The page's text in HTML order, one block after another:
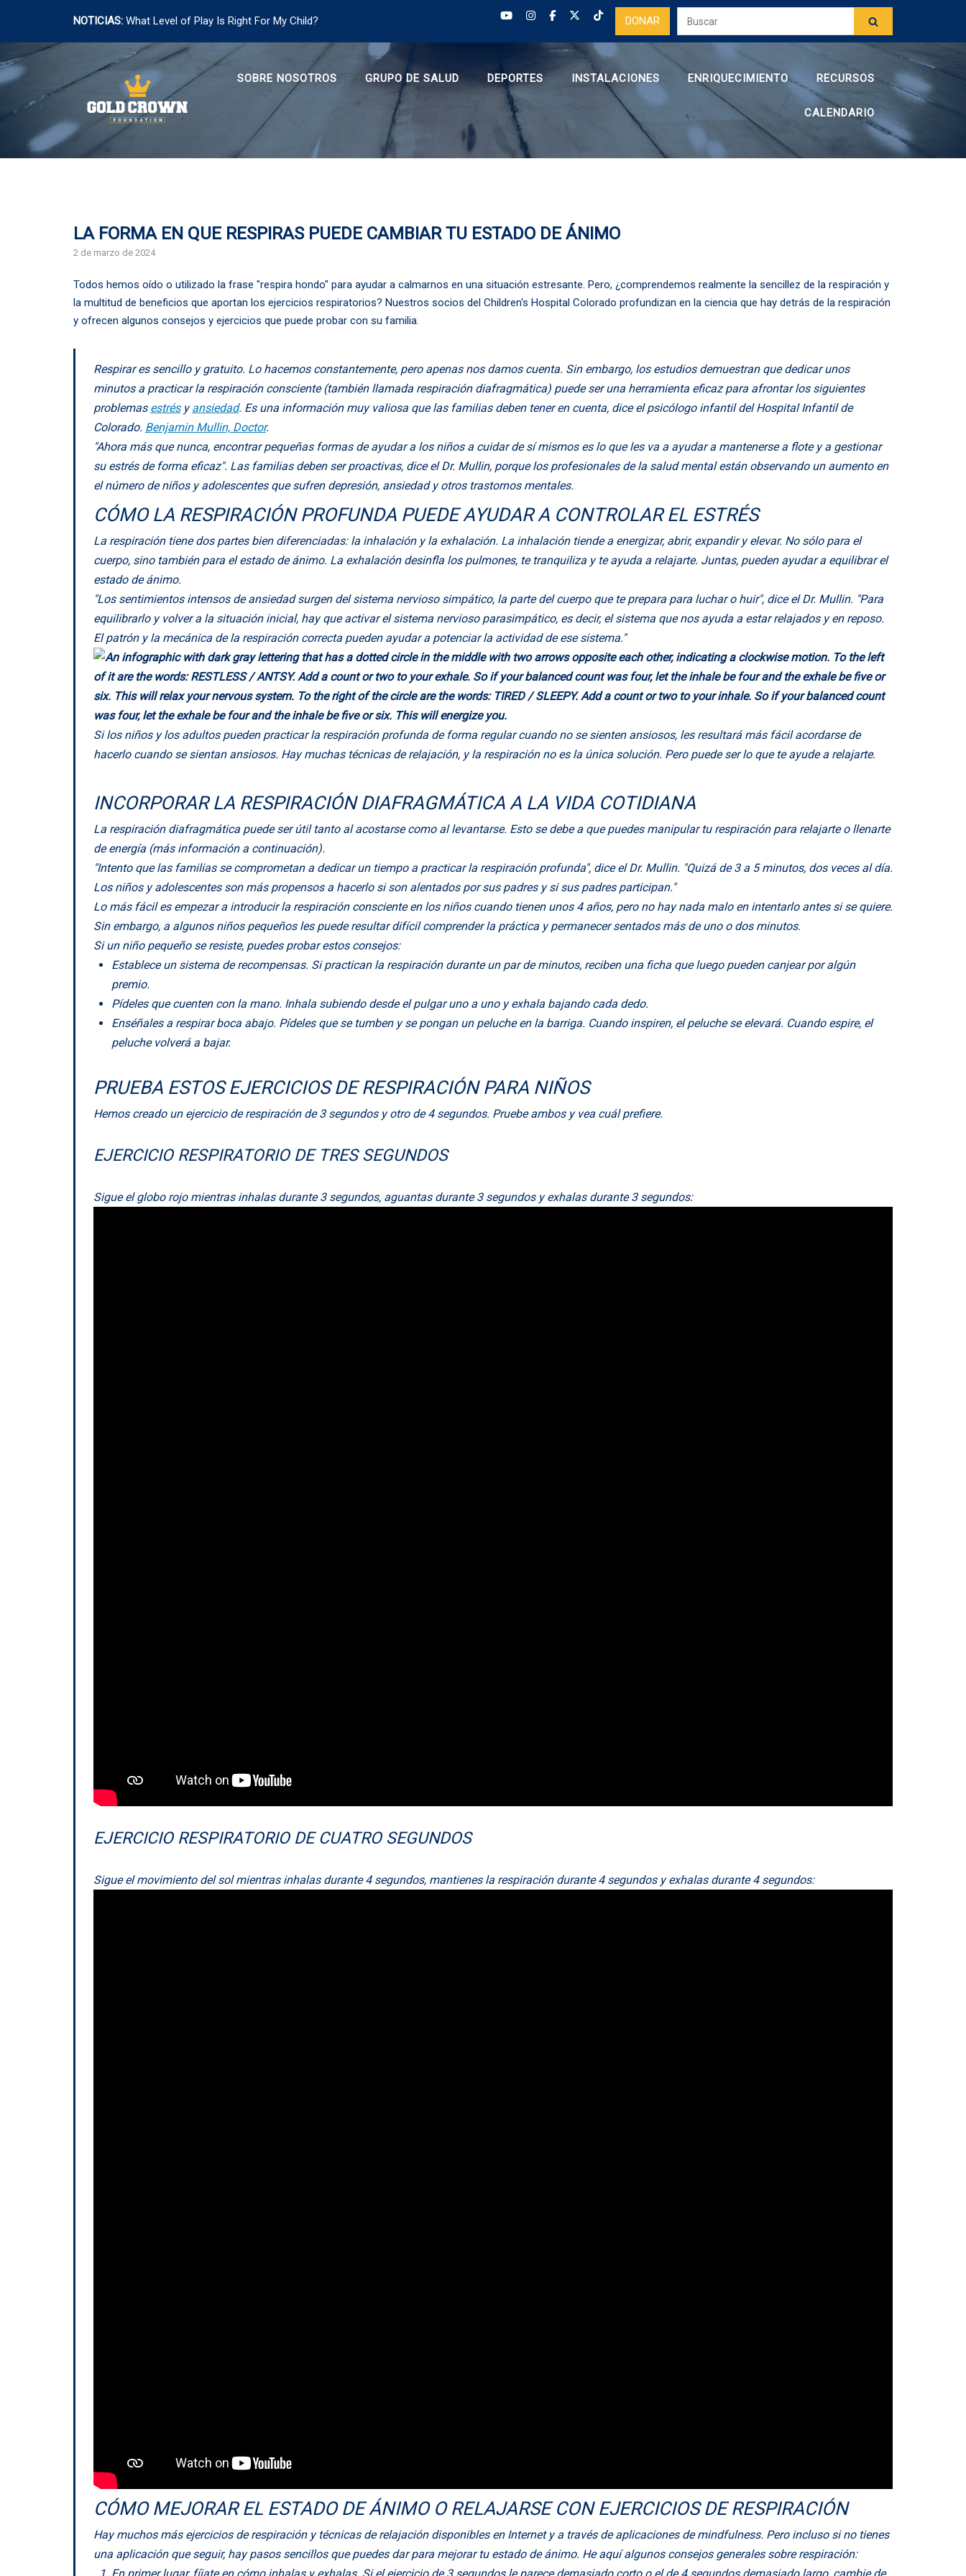
NOTICIAS: What Level of Play Is Right For My Child? DONAR
al
contenido
SOBRE NOSOTROS GRUPO DE SALUD DEPORTES INSTALACIONES ENRIQUECIMIENTO RECURSOS
CALENDARIO
LA FORMA EN QUE RESPIRAS PUEDE CAMBIAR TU ESTADO DE ÁNIMO
2 de marzo de 2024
Todos hemos oído o utilizado la frase "respira hondo" para ayudar a calmarnos en una situación estresante. Pero, ¿comprendemos realmente la sencillez de la respiración y
la multitud de beneficios que aportan los ejercicios respiratorios? Nuestros socios del Children's Hospital Colorado profundizan en la ciencia que hay detrás de la respiración
y ofrecen algunos consejos y ejercicios que puede probar con su familia.
Respirar es sencillo y gratuito. Lo hacemos constantemente, pero apenas nos damos cuenta. Sin embargo, los estudios demuestran que dedicar unos
minutos a practicar la respiración consciente (también llamada respiración diafragmática) puede ser una herramienta eficaz para afrontar los siguientes
problemas estrésyansiedad. Es una información muy valiosa que las familias deben tener en cuenta, dice el psicólogo infantil del Hospital Infantil de
Colorado. Benjamin Mullin, Doctor.
"Ahora más que nunca, encontrar pequeñas formas de ayudar a los niños a cuidar de sí mismos es lo que les va a ayudar a mantenerse a flote y a gestionar
su estrés de forma eficaz". Las familias deben ser proactivas, dice el Dr. Mullin, porque los profesionales de la salud mental están observando un aumento en
el número de niños y adolescentes que sufren depresión, ansiedad y otros trastornos mentales.
CÓMO LA RESPIRACIÓN PROFUNDA PUEDE AYUDAR A CONTROLAR EL ESTRÉS
La respiración tiene dos partes bien diferenciadas: la inhalación y la exhalación. La inhalación tiende a energizar, abrir, expandir y elevar. No sólo para el
cuerpo, sino también para el estado de ánimo. La exhalación desinfla los pulmones, te tranquiliza y te ayuda a relajarte. Juntas, pueden ayudar a equilibrar el
estado de ánimo.
"Los sentimientos intensos de ansiedad surgen del sistema nervioso simpático, la parte del cuerpo que te prepara para luchar o huir", dice el Dr. Mullin. "Para
equilibrarlo y volver a la situación inicial, hay que activar el sistema nervioso parasimpático, es decir, el sistema que nos ayuda a estar relajados y en reposo.
El patrón y la mecánica de la respiración correcta pueden ayudar a potenciar la actividad de ese sistema."
Si los niños y los adultos pueden practicar la respiración profunda de forma regular cuando no se sienten ansiosos, les resultará más fácil acordarse de
hacerlo cuando se sientan ansiosos. Hay muchas técnicas de relajación, y la respiración no es la única solución. Pero puede ser lo que te ayude a relajarte.
INCORPORAR LA RESPIRACIÓN DIAFRAGMÁTICA A LA VIDA COTIDIANA
La respiración diafragmática puede ser útil tanto al acostarse como al levantarse. Esto se debe a que puedes manipular tu respiración para relajarte o llenarte
de energía (más información a continuación).
"Intento que las familias se comprometan a dedicar un tiempo a practicar la respiración profunda", dice el Dr. Mullin. "Quizá de 3 a 5 minutos, dos veces al día.
Los niños y adolescentes son más propensos a hacerlo si son alentados por sus padres y si sus padres participan."
Lo más fácil es empezar a introducir la respiración consciente en los niños cuando tienen unos 4 años, pero no hay nada malo en intentarlo antes si se quiere.
Sin embargo, a algunos niños pequeños les puede resultar difícil comprender la práctica y permanecer sentados más de uno o dos minutos.
Si un niño pequeño se resiste, puedes probar estos consejos:
Establece un sistema de recompensas. Si practican la respiración durante un par de minutos, reciben una ficha que luego pueden canjear por algún
premio.
Pídeles que cuenten con la mano. Inhala subiendo desde el pulgar uno a uno y exhala bajando cada dedo.
Enséñales a respirar boca abajo. Pídeles que se tumben y se pongan un peluche en la barriga. Cuando inspiren, el peluche se elevará. Cuando espire, el
peluche volverá a bajar.
PRUEBA ESTOS EJERCICIOS DE RESPIRACIÓN PARA NIÑOS
Hemos creado un ejercicio de respiración de 3 segundos y otro de 4 segundos. Pruebe ambos y vea cuál prefiere.
EJERCICIO RESPIRATORIO DE TRES SEGUNDOS
Sigue el globo rojo mientras inhalas durante 3 segundos, aguantas durante 3 segundos y exhalas durante 3 segundos:
EJERCICIO RESPIRATORIO DE CUATRO SEGUNDOS
Sigue el movimiento del sol mientras inhalas durante 4 segundos, mantienes la respiración durante 4 segundos y exhalas durante 4 segundos:
CÓMO MEJORAR EL ESTADO DE ÁNIMO O RELAJARSE CON EJERCICIOS DE RESPIRACIÓN
Hay muchos más ejercicios de respiración y técnicas de relajación disponibles en Internet y a través de aplicaciones de mindfulness. Pero incluso si no tienes
una aplicación que seguir, hay pasos sencillos que puedes dar para mejorar tu estado de ánimo. He aquí algunos consejos generales sobre respiración: